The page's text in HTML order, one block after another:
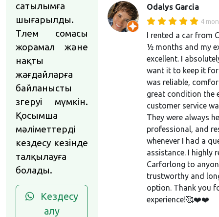
Odalys Garcia
4
I rented a car from
½ months and my
excellent. I
want it to keep it
was reliable,
great condition the
customer service
They were always
professional, and
whenever I had a
assistance. I highly
Carforlong to
trustworthy and
option. Thank you
experience!🥰❤️❤️
сатылымға
шығарылды.
Төлем сомасы
жорамал және
нақты
жағдайларға
байланысты
өзгеруі мүмкін.
Қосымша
мәліметтерді
кездесу кезінде
талқылауға
болады.
Кездесу
алу